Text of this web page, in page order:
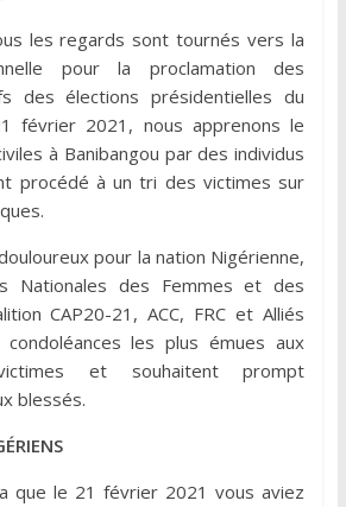
les regards sont tournés vers la
pour la proclamation des
des élections présidentielles du
février 2021, nous apprenons le
à Banibangou par des individus
procédé à un tri des victimes sur
pour la nation Nigérienne,
Nationales des Femmes et des
CAP20-21, ACC, FRC et Alliés
les plus émues aux
et souhaitent prompt
blessés.
que le 21 février 2021 vous aviez